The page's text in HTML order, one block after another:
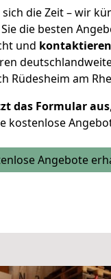
sich die Zeit – wir
die besten
und
Rüdesheim am
das Formular aus
kostenlose
Angebote